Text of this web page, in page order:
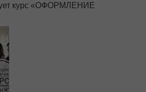
курс «ОФОРМЛЕНИЕ